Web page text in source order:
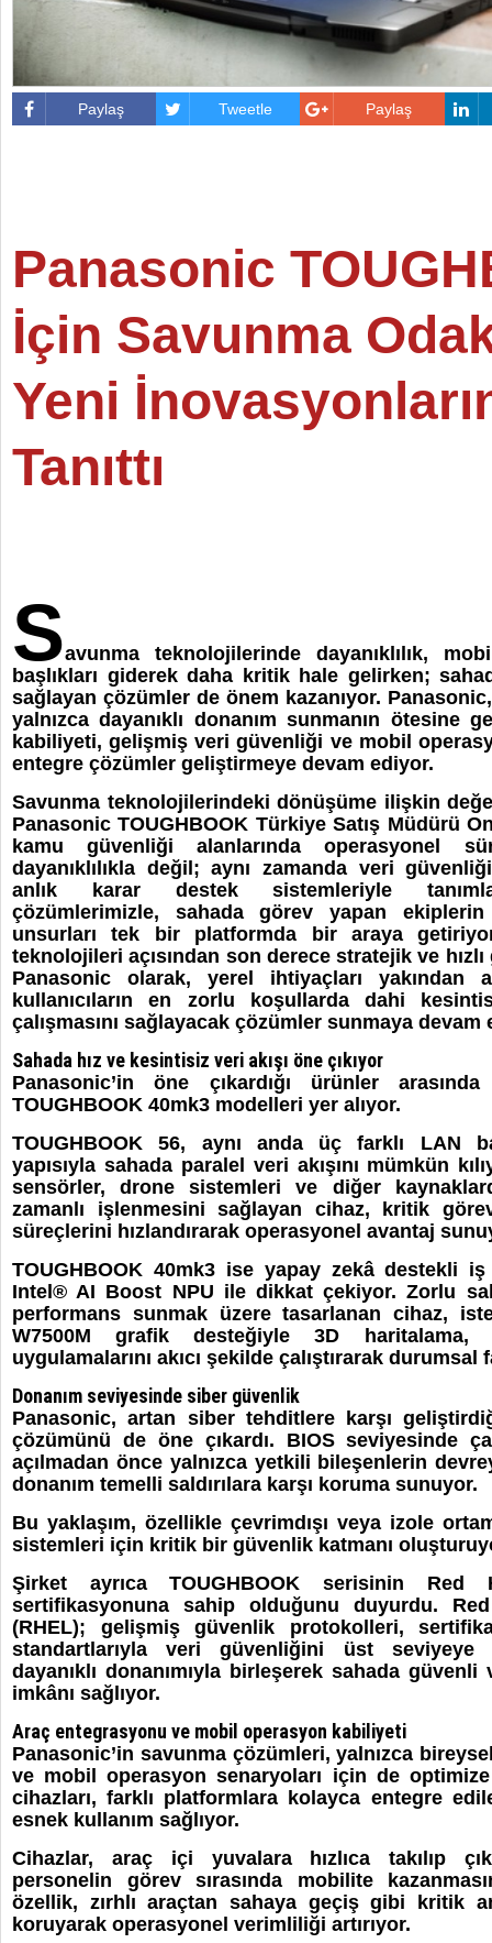
Paylaş Tweetle Paylaş
Panasonic
İçin Savunma
Yeni
Tanıttı
Savunma teknolojilerinde dayanıklılık,
başlıkları giderek daha kritik hale gelirken;
sağlayan çözümler de önem kazanıyor.
yalnızca dayanıklı donanım sunmanın ötesine
kabiliyeti, gelişmiş veri güvenliği ve mobil
entegre çözümler geliştirmeye devam ediyor.
Savunma teknolojilerindeki dönüşüme ilişkin
Panasonic TOUGHBOOK Türkiye Satış Müdürü
kamu güvenliği alanlarında operasyonel
dayanıklılıkla değil; aynı zamanda veri
anlık karar destek sistemleriyle
çözümlerimizle, sahada görev yapan
unsurları tek bir platformda bir araya
teknolojileri açısından son derece stratejik ve
Panasonic olarak, yerel ihtiyaçları yakından
kullanıcıların en zorlu koşullarda dahi
çalışmasını sağlayacak çözümler sunmaya devam
Sahada hız ve kesintisiz veri akışı öne çıkıyor
Panasonic’in öne çıkardığı ürünler
TOUGHBOOK 40mk3 modelleri yer alıyor.
TOUGHBOOK 56, aynı anda üç farklı LAN
yapısıyla sahada paralel veri akışını mümkün
sensörler, drone sistemleri ve diğer
zamanlı işlenmesini sağlayan cihaz, kritik
süreçlerini hızlandırarak operasyonel avantaj
TOUGHBOOK 40mk3 ise yapay zekâ destekli
Intel® AI Boost NPU ile dikkat çekiyor. Zorlu
performans sunmak üzere tasarlanan cihaz,
W7500M grafik desteğiyle 3D
uygulamalarını akıcı şekilde çalıştırarak durumsal
Donanım seviyesinde siber güvenlik
Panasonic, artan siber tehditlere karşı
çözümünü de öne çıkardı. BIOS seviyesinde
açılmadan önce yalnızca yetkili bileşenlerin
donanım temelli saldırılara karşı koruma sunuyor.
Bu yaklaşım, özellikle çevrimdışı veya izole
sistemleri için kritik bir güvenlik katmanı
Şirket ayrıca TOUGHBOOK serisinin Red
sertifikasyonuna sahip olduğunu duyurdu.
(RHEL); gelişmiş güvenlik protokolleri,
standartlarıyla veri güvenliğini üst seviyeye
dayanıklı donanımıyla birleşerek sahada
imkânı sağlıyor.
Araç entegrasyonu ve mobil operasyon kabiliyeti
Panasonic’in savunma çözümleri, yalnızca
ve mobil operasyon senaryoları için de
cihazları, farklı platformlara kolayca entegre
esnek kullanım sağlıyor.
Cihazlar, araç içi yuvalara hızlıca takılıp
personelin görev sırasında mobilite
özellik, zırhlı araçtan sahaya geçiş gibi kritik
koruyarak operasyonel verimliliği artırıyor.